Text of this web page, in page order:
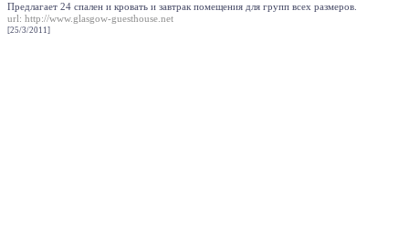
Предлагает 24 спален и кровать и завтрак помещения для групп всех размеров.
url: http://www.glasgow-guesthouse.net
[25/3/2011]